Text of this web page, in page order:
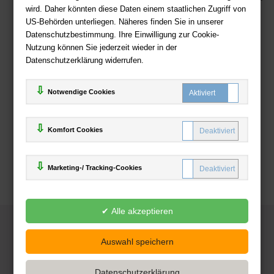
wird. Daher könnten diese Daten einem staatlichen Zugriff von
US-Behörden unterliegen. Näheres finden Sie in unserer
Datenschutzbestimmung. Ihre Einwilligung zur Cookie-
Nutzung können Sie jederzeit wieder in der
Datenschutzerklärung widerrufen.
Notwendige Cookies
Komfort Cookies
Marketing-/ Tracking-Cookies
Zahlweisen
Deutsche-Buchhandlung.de
www.deutsche-buchhandlung.de ist ein Angebot der
Handelsgesellschaft mbH
Powered by Inooga